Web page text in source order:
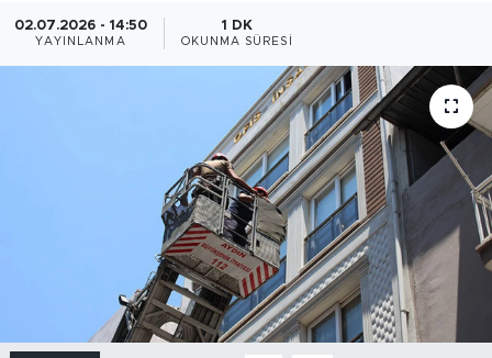
02.07.2026 - 14:50
YAYINLANMA
1 DK
OKUNMA SÜRESI